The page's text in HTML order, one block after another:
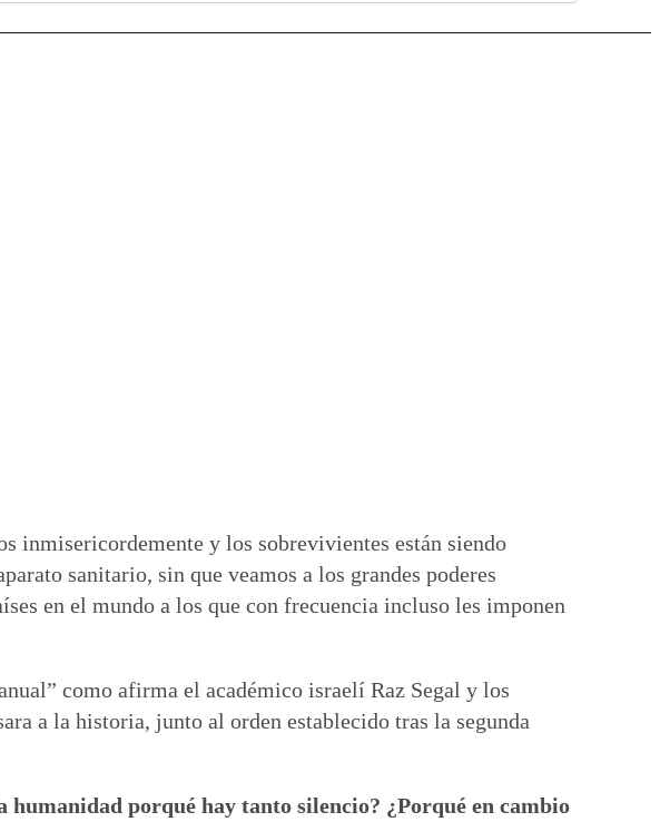
inmisericordemente y los sobrevivientes están siendo
sanitario, sin que veamos a los grandes poderes
en el mundo a los que con frecuencia incluso les imponen
como afirma el académico israelí Raz Segal y los
a la historia, junto al orden establecido tras la segunda
humanidad porqué hay tanto silencio? ¿Porqué en cambio